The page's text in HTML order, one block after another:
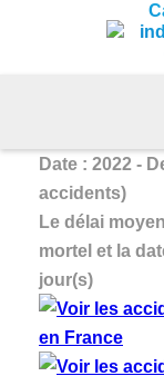
Date : 2022 -
accidents)
Le délai moyen
mortel et la
jour(s)